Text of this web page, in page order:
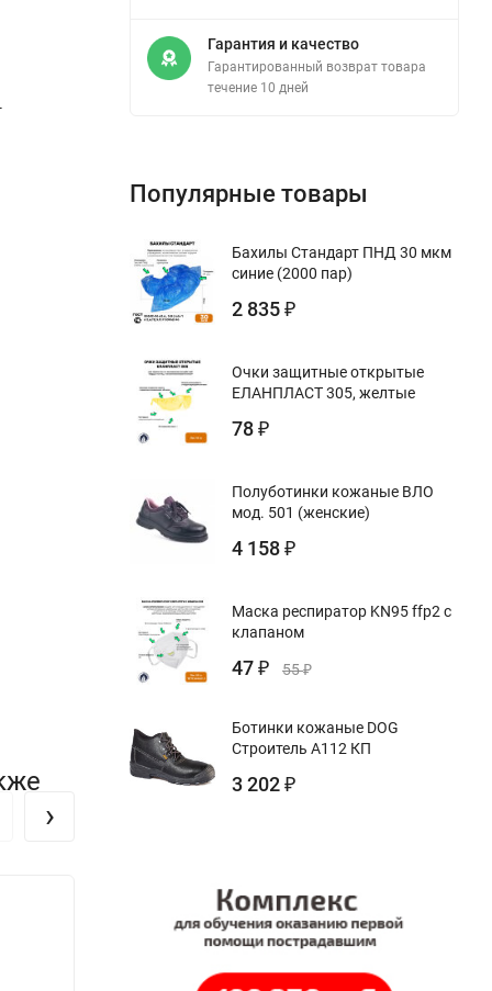
›
Гарантия и качество
Гарантированный возврат товара
течение 10 дней
Популярные товары
Бахилы Стандарт ПНД 30 мкм
синие (2000 пар)
2 835 ₽
Очки защитные открытые
ЕЛАНПЛАСТ 305, желтые
78 ₽
Полуботинки кожаные ВЛО
мод. 501 (женские)
4 158 ₽
Маска респиратор KN95 ffp2 с
клапаном
47 ₽ 55₽
Ботинки кожаные DOG
Строитель А112 КП
3 202 ₽